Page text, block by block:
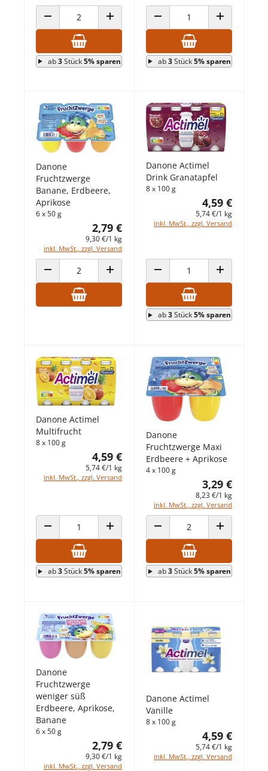
ANZAHL VERRINGERNANZAHL ERHÖHEN
ab3Stück5% sparen
ANZAHL VERRINGERNANZAHL
ab3Stück5% sparen
Danone
Fruchtzwerge
Banane, Erdbeere,
Aprikose
6 x 50 g
2,79 €
9,30 €/1 kg
inkl. MwSt., zzgl. Versand
ANZAHL VERRINGERNANZAHL ERHÖHEN
Danone Actimel
Drink Granatapfel
8 x 100 g
4,59 €
5,74 €/1 kg
inkl. MwSt., zzgl. Versand
ANZAHL VERRINGERNANZAHL
ab3Stück5% sparen
Danone Actimel
Multifrucht
8 x 100 g
4,59 €
5,74 €/1 kg
inkl. MwSt., zzgl. Versand
ANZAHL VERRINGERNANZAHL ERHÖHEN
ab3Stück5% sparen
Danone
Fruchtzwerge Maxi
Erdbeere + Aprikose
4 x 100 g
3,29 €
8,23 €/1 kg
inkl. MwSt., zzgl. Versand
ANZAHL VERRINGERNANZAHL
ab3Stück5% sparen
Danone
Fruchtzwerge
weniger süß
Erdbeere, Aprikose,
Banane
6 x 50 g
2,79 €
9,30 €/1 kg
inkl. MwSt., zzgl. Versand
Danone Actimel
Vanille
8 x 100 g
4,59 €
5,74 €/1 kg
inkl. MwSt., zzgl. Versand